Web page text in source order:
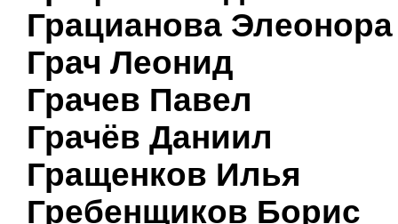
Грацианова Элеонора
Грач Леонид
Грачев Павел
Грачёв Даниил
Гращенков Илья
Гребенщиков Борис